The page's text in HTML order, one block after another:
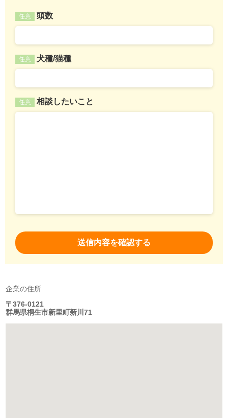
任意 頭数
任意 犬種/猫種
任意 相談したいこと
企業の住所
〒376-0121
群馬県桐生市新里町新川71